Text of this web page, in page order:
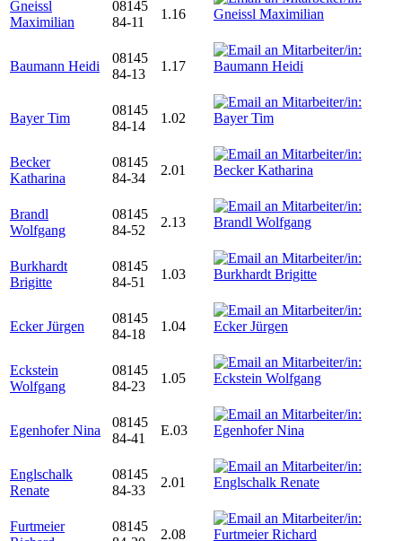
Gneissl
Maximilian
08145
84-11
1.16
Baumann Heidi
08145
84-13
1.17
Bayer Tim
08145
84-14
1.02
Becker
Katharina
08145
84-34
2.01
Brandl
Wolfgang
08145
84-52
2.13
Burkhardt
Brigitte
08145
84-51
1.03
Ecker Jürgen
08145
84-18
1.04
Eckstein
Wolfgang
08145
84-23
1.05
Egenhofer Nina
08145
84-41
E.03
Englschalk
Renate
08145
84-33
2.01
Furtmeier
08145
2.08